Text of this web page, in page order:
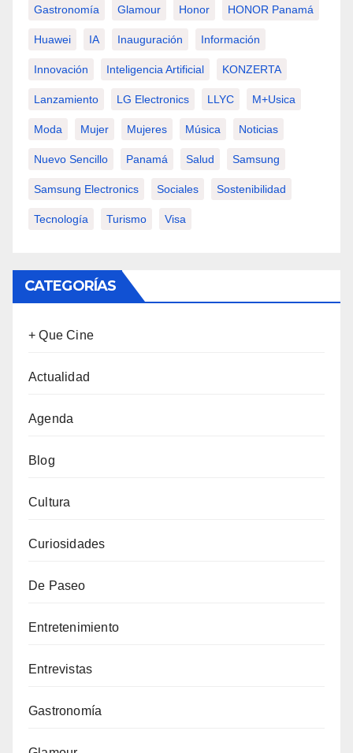
Gastronomía Glamour Honor HONOR Panamá
Huawei IA Inauguración Información
Innovación Inteligencia Artificial KONZERTA
Lanzamiento LG Electronics LLYC M+usica
Moda Mujer Mujeres Música Noticias
Nuevo Sencillo Panamá Salud Samsung
Samsung Electronics Sociales Sostenibilidad
Tecnología Turismo Visa
CATEGORÍAS
+ Que Cine
Actualidad
Agenda
Blog
Cultura
Curiosidades
De Paseo
Entretenimiento
Entrevistas
Gastronomía